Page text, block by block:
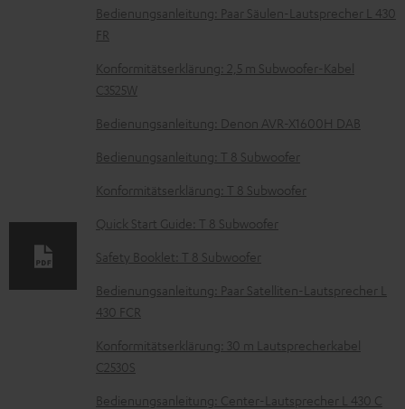
D
o
k
u
m
e
t
e
z
u
m
H
e
r
Bedienungsanleitung: Paar Säulen-Lautsprecher L 430
FR
Konformitätserklärung: 2,5 m Subwoofer-Kabel
C3525W
Bedienungsanleitung: Denon AVR-X1600H DAB
Bedienungsanleitung: T 8 Subwoofer
Konformitätserklärung: T 8 Subwoofer
Quick Start Guide: T 8 Subwoofer
Safety Booklet: T 8 Subwoofer
Bedienungsanleitung: Paar Satelliten-Lautsprecher L
430 FCR
Konformitätserklärung: 30 m Lautsprecherkabel
C2530S
Bedienungsanleitung: Center-Lautsprecher L 430 C